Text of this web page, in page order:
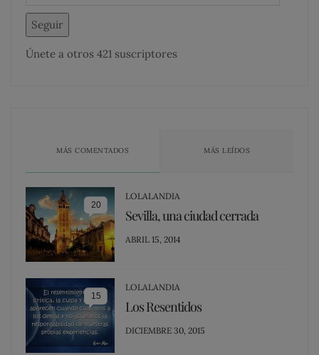
Seguir
Únete a otros 421 suscriptores
MÁS COMENTADOS MÁS LEÍDOS
20
LOLALANDIA
Sevilla, una ciudad cerrada
POSTED
ABRIL 15, 2014
15
LOLALANDIA
Los Resentidos
POSTED
DICIEMBRE 30, 2015